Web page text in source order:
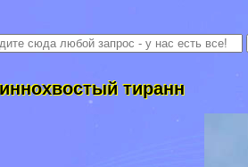
тиранн